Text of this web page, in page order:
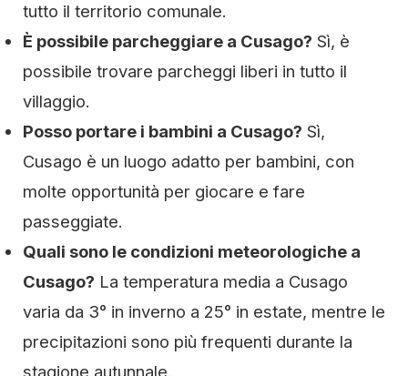
tutto il territorio comunale.
È possibile parcheggiare a Cusago? Sì, è
possibile trovare parcheggi liberi in tutto il
villaggio.
Posso portare i bambini a Cusago? Sì,
Cusago è un luogo adatto per bambini, con
molte opportunità per giocare e fare
passeggiate.
Quali sono le condizioni meteorologiche a
Cusago? La temperatura media a Cusago
varia da 3° in inverno a 25° in estate, mentre le
precipitazioni sono più frequenti durante la
stagione autunnale.